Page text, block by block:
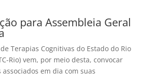
para Assembleia Geral
Terapias Cognitivas do Estado do Rio
Rio) vem, por meio desta, convocar
associados em dia com suas